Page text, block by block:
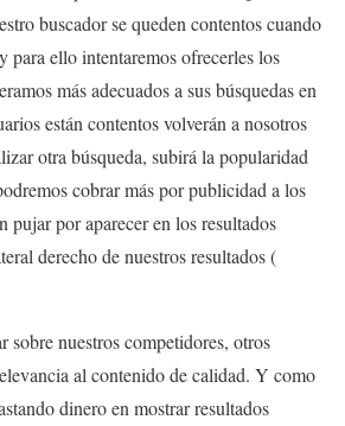
buscador se queden contentos cuando
para ello intentaremos ofrecerles los
más adecuados a sus búsquedas en
están contentos volverán a nosotros
otra búsqueda, subirá la popularidad
cobrar más por publicidad a los
pujar por aparecer en los resultados
derecho de nuestros resultados (
sobre nuestros competidores, otros
al contenido de calidad. Y como
dinero en mostrar resultados